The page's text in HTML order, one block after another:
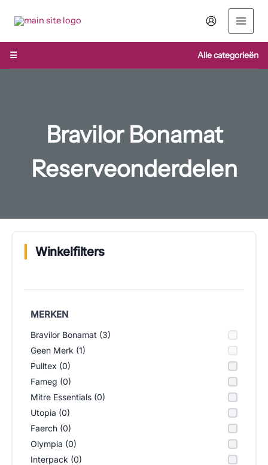
naar
inhoud
☰
Alle categorieën
Bravilor Bonamat
Reserveonderdelen
Winkelfilters
MERKEN
Bravilor Bonamat (3)
Geen Merk (1)
Pulltex (0)
Fameg (0)
Mitre Essentials (0)
Utopia (0)
Faerch (0)
Olympia (0)
Interpack (0)